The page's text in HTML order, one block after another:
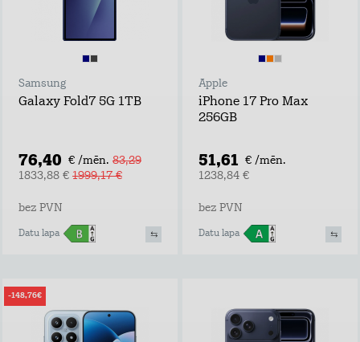
Samsung
Galaxy Fold7 5G 1TB
76,40 € /mēn. 83,29
1833,88 € 1999,17 €
bez PVN
Datu lapa
Apple
iPhone 17 Pro Max
256GB
51,61 € /mēn.
1238,84 €
bez PVN
Datu lapa
-148,76€